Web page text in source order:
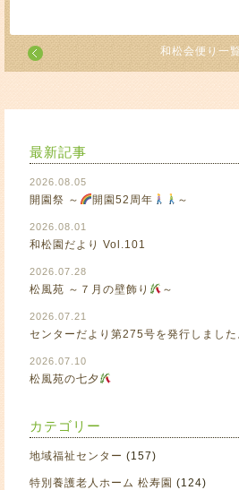
和松会便り一
最新記事
2026.08.05
開園祭 ～ 開園52周年 ～
2026.08.01
和松園だより Vol.101
2026.07.28
松風苑 ～７月の壁飾り ～
2026.07.21
センターだより第275号を発行しました
2026.07.10
松風苑の七夕
カテゴリー
地域福祉センター (157)
特別養護老人ホーム 松寿園 (124)